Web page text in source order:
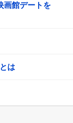
画館デートを
は